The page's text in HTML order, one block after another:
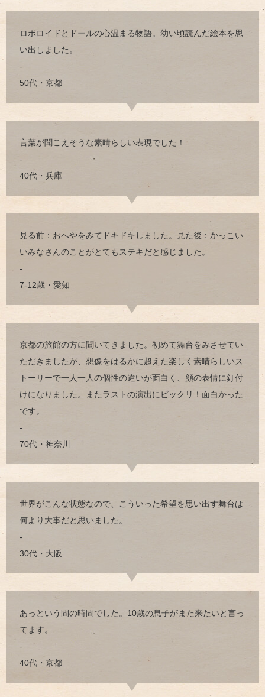
ロボロイドとドールの心温まる物語。幼い頃読んだ絵本を思
い出しました。
-
50代・京都
言葉が聞こえそうな素晴らしい表現でした！
-
40代・兵庫
見る前：おへやをみてドキドキしました。見た後：かっこい
いみなさんのことがとてもステキだと感じました。
-
7-12歳・愛知
京都の旅館の方に聞いてきました。初めて舞台をみさせてい
ただきましたが、想像をはるかに超えた楽しく素晴らしいス
トーリーで一人一人の個性の違いが面白く、顔の表情に釘付
けになりました。またラストの演出にビックリ！面白かった
です。
-
70代・神奈川
世界がこんな状態なので、こういった希望を思い出す舞台は
何より大事だと思いました。
-
30代・大阪
あっという間の時間でした。10歳の息子がまた来たいと言っ
てます。
-
40代・京都